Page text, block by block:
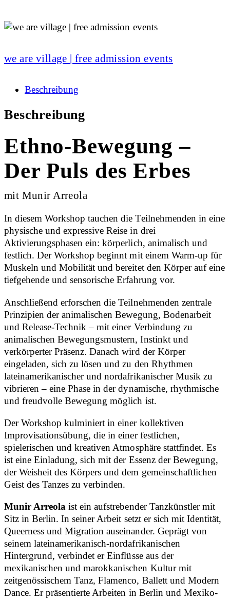
we are village | free admission events
Beschreibung
Beschreibung
Ethno-Bewegung –
Der Puls des Erbes
mit Munir Arreola
In diesem Workshop tauchen die Teilnehmenden in eine
physische und expressive Reise in drei
Aktivierungsphasen ein: körperlich, animalisch und
festlich. Der Workshop beginnt mit einem Warm-up für
Muskeln und Mobilität und bereitet den Körper auf eine
tiefgehende und sensorische Erfahrung vor.
Anschließend erforschen die Teilnehmenden zentrale
Prinzipien der animalischen Bewegung, Bodenarbeit
und Release-Technik – mit einer Verbindung zu
animalischen Bewegungsmustern, Instinkt und
verkörperter Präsenz. Danach wird der Körper
eingeladen, sich zu lösen und zu den Rhythmen
lateinamerikanischer und nordafrikanischer Musik zu
vibrieren – eine Phase in der dynamische, rhythmische
und freudvolle Bewegung möglich ist.
Der Workshop kulminiert in einer kollektiven
Improvisationsübung, die in einer festlichen,
spielerischen und kreativen Atmosphäre stattfindet. Es
ist eine Einladung, sich mit der Essenz der Bewegung,
der Weisheit des Körpers und dem gemeinschaftlichen
Geist des Tanzes zu verbinden.
Munir Arreola ist ein aufstrebender Tanzkünstler mit
Sitz in Berlin. In seiner Arbeit setzt er sich mit Identität,
Queerness und Migration auseinander. Geprägt von
seinem lateinamerikanisch-nordafrikanischen
Hintergrund, verbindet er Einflüsse aus der
mexikanischen und marokkanischen Kultur mit
zeitgenössischem Tanz, Flamenco, Ballett und Modern
Dance. Er präsentierte Arbeiten in Berlin und Mexiko-